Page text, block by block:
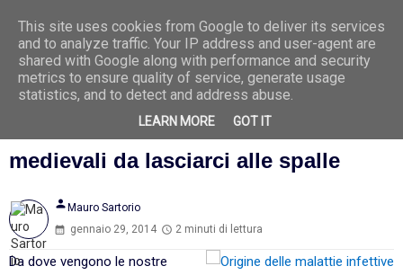
1
0
202
'Malattia infettiva' e 'untore': concetti
medievali da lasciarci alle spalle
person Mauro Sartorio
gennaio 29, 2014
2 minuti di lettura
Da dove vengono le nostre
This site uses cookies from Google to deliver its services
and to analyze traffic. Your IP address and user-agent are
shared with Google along with performance and security
metrics to ensure quality of service, generate usage
statistics, and to detect and address abuse.
LEARN MORE GOT IT